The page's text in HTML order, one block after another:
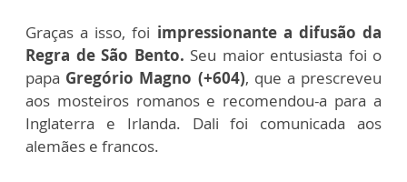
Graças a isso, foi impressionante a difusão da
Regra de São Bento. Seu maior entusiasta foi o
papa Gregório Magno (+604), que a prescreveu
aos mosteiros romanos e recomendou-a para a
Inglaterra e Irlanda. Dali foi comunicada aos
alemães e francos.